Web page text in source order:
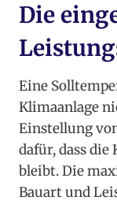
Die
Eine
Klimaanlage
Einstellung
dafür, dass
bleibt. Die
Bauart und